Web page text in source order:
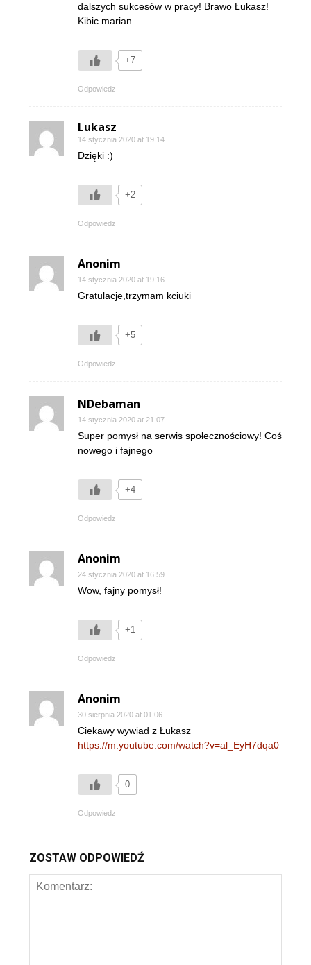
dalszych sukcesów w pracy! Brawo Łukasz!
Kibic marian
+7
Odpowiedz
Lukasz
14 stycznia 2020 at 19:14
Dzięki :)
+2
Odpowiedz
Anonim
14 stycznia 2020 at 19:16
Gratulacje,trzymam kciuki
+5
Odpowiedz
NDebaman
14 stycznia 2020 at 21:07
Super pomysł na serwis społecznościowy! Coś
nowego i fajnego
+4
Odpowiedz
Anonim
24 stycznia 2020 at 16:59
Wow, fajny pomysł!
+1
Odpowiedz
Anonim
30 sierpnia 2020 at 01:06
Ciekawy wywiad z Łukasz
https://m.youtube.com/watch?v=al_EyH7dqa0
0
Odpowiedz
ZOSTAW ODPOWIEDŹ